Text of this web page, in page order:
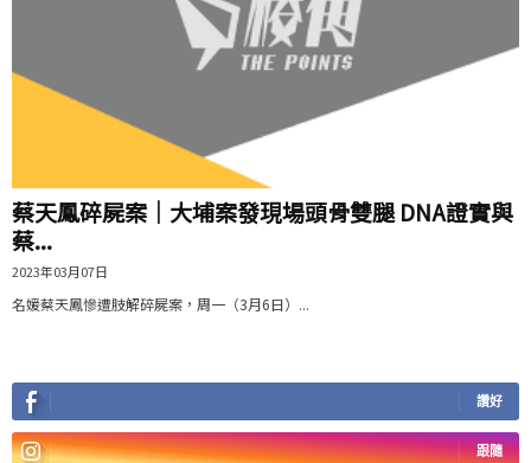
蔡天鳳碎屍案｜大埔案發現場頭骨雙腿 DNA證實與
蔡...
2023年03月07日
名媛蔡天鳳慘遭肢解碎屍案，周一（3月6日）...
讚好
跟隨